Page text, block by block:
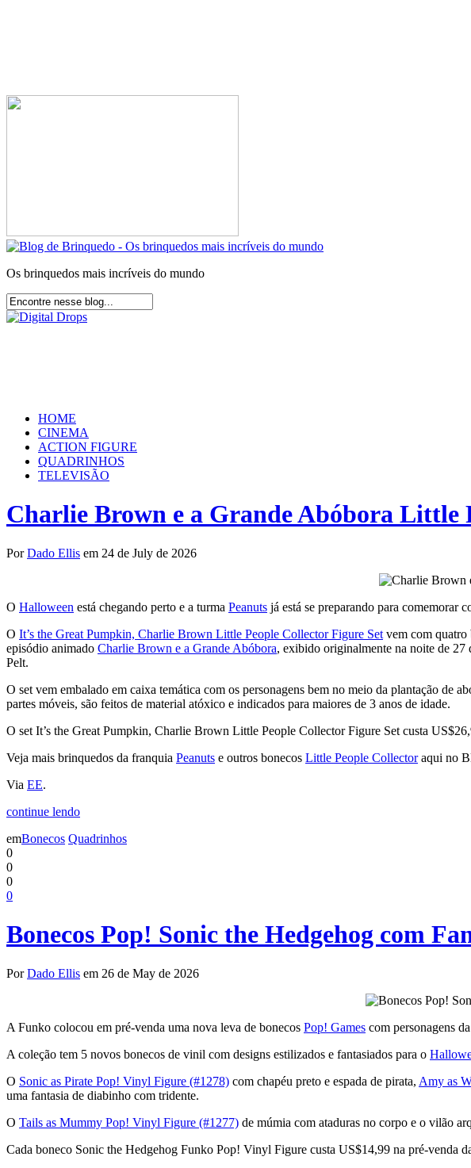
Os brinquedos mais incríveis do mundo
HOME
CINEMA
ACTION FIGURE
QUADRINHOS
TELEVISÃO
Charlie Brown e a Grande Abóbora Little
PorDado Ellis em 24 de July de 2026
O Halloween está chegando perto e a turma Peanuts já está se preparando para comemorar
O It’s the Great Pumpkin, Charlie Brown Little People Collector Figure Set vem com quatro
episódio animado Charlie Brown e a Grande Abóbora, exibido originalmente na noite de
Pelt.
O set vem embalado em caixa temática com os personagens bem no meio da plantação de
partes móveis, são feitos de material atóxico e indicados para maiores de 3 anos de idade.
O set It’s the Great Pumpkin, Charlie Brown Little People Collector Figure Set custa
Veja mais brinquedos da franquia Peanuts e outros bonecos Little People Collectoraqui no
Via EE.
continue lendo
emBonecos Quadrinhos
0
0
0
0
Bonecos Pop! Sonic the Hedgehog com
PorDado Ellis em 26 de May de 2026
A Funko colocou em pré-venda uma nova leva de bonecos Pop! Games com personagens
A coleção tem 5 novos bonecos de vinil com designs estilizados e fantasiados para o
O Sonic as Pirate Pop! Vinyl Figure (#1278) com chapéu preto e espada de pirata, Amy as
uma fantasia de diabinho com tridente.
O Tails as Mummy Pop! Vinyl Figure (#1277) de múmia com ataduras no corpo e o vilão
Cada boneco Sonic the Hedgehog Funko Pop! Vinyl Figure custa US$14,99 na pré-venda